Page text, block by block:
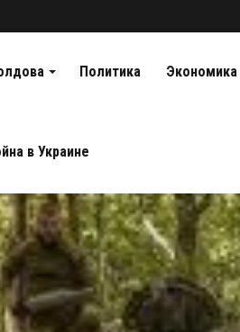
Политика Экономика
в Украине